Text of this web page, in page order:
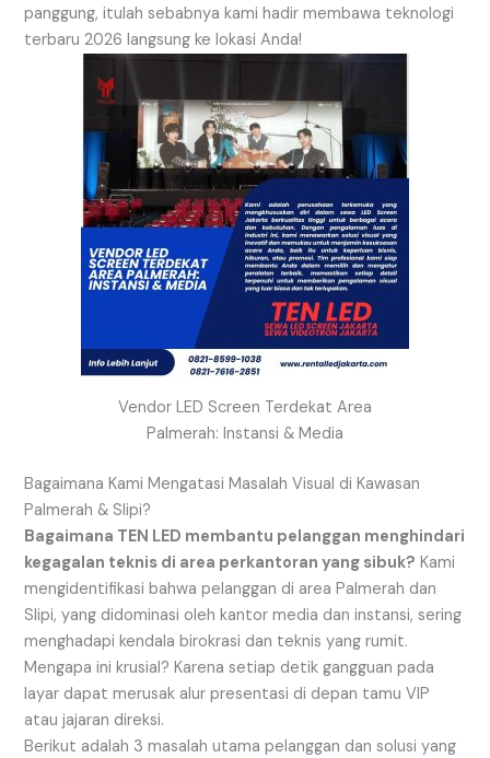
panggung, itulah sebabnya kami hadir membawa teknologi
terbaru 2026 langsung ke lokasi Anda!
Vendor LED Screen Terdekat Area
Palmerah: Instansi & Media
Bagaimana Kami Mengatasi Masalah Visual di Kawasan
Palmerah & Slipi?
Bagaimana TEN LED membantu pelanggan menghindari
kegagalan teknis di area perkantoran yang sibuk? Kami
mengidentifikasi bahwa pelanggan di area Palmerah dan
Slipi, yang didominasi oleh kantor media dan instansi, sering
menghadapi kendala birokrasi dan teknis yang rumit.
Mengapa ini krusial? Karena setiap detik gangguan pada
layar dapat merusak alur presentasi di depan tamu VIP
atau jajaran direksi.
Berikut adalah 3 masalah utama pelanggan dan solusi yang